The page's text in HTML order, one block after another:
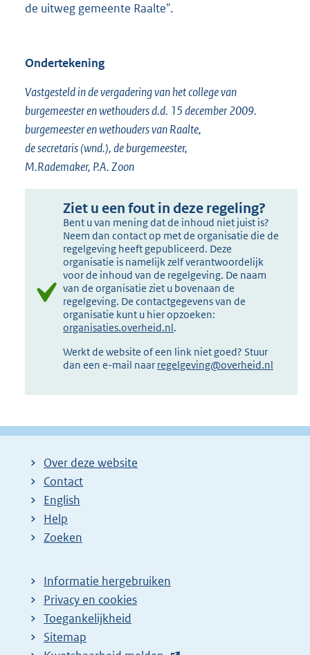
de uitweg gemeente Raalte".
Ondertekening
Vastgesteld in de vergadering van het college van
burgemeester en wethouders d.d. 15 december 2009.
burgemeester en wethouders van Raalte,
de secretaris (wnd.), de burgemeester,
M.Rademaker, P.A. Zoon
Ziet u een fout in deze regeling?
Bent u van mening dat de inhoud niet juist is?
Neem dan contact op met de organisatie die de
regelgeving heeft gepubliceerd. Deze
organisatie is namelijk zelf verantwoordelijk
voor de inhoud van de regelgeving. De naam
van de organisatie ziet u bovenaan de
regelgeving. De contactgegevens van de
organisatie kunt u hier opzoeken:
organisaties.overheid.nl.
Werkt de website of een link niet goed? Stuur
dan een e-mail naar regelgeving@overheid.nl
Over deze website
Contact
English
Help
Zoeken
Informatie hergebruiken
Privacy en cookies
Toegankelijkheid
Sitemap